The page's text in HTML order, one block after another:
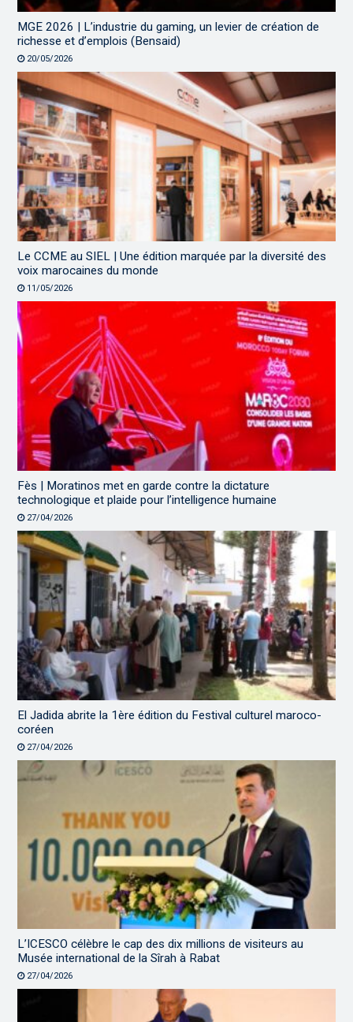
MGE 2026 | L’industrie du gaming, un levier de création de
richesse et d’emplois (Bensaid)
20/05/2026
Le CCME au SIEL | Une édition marquée par la diversité des
voix marocaines du monde
11/05/2026
Fès | Moratinos met en garde contre la dictature
technologique et plaide pour l’intelligence humaine
27/04/2026
El Jadida abrite la 1ère édition du Festival culturel maroco-
coréen
27/04/2026
L’ICESCO célèbre le cap des dix millions de visiteurs au
Musée international de la Sîrah à Rabat
27/04/2026